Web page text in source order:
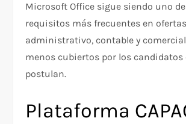
Microsoft Office sigue siendo uno
requisitos más frecuentes en
administrativo, contable y
menos cubiertos por los candidatos
postulan.
Plataforma